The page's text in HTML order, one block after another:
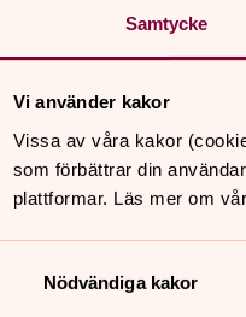
Samtycke
Vi använder kakor
Vissa av våra kakor
som förbättrar din
plattformar. Läs mer om
Nödvändiga kakor